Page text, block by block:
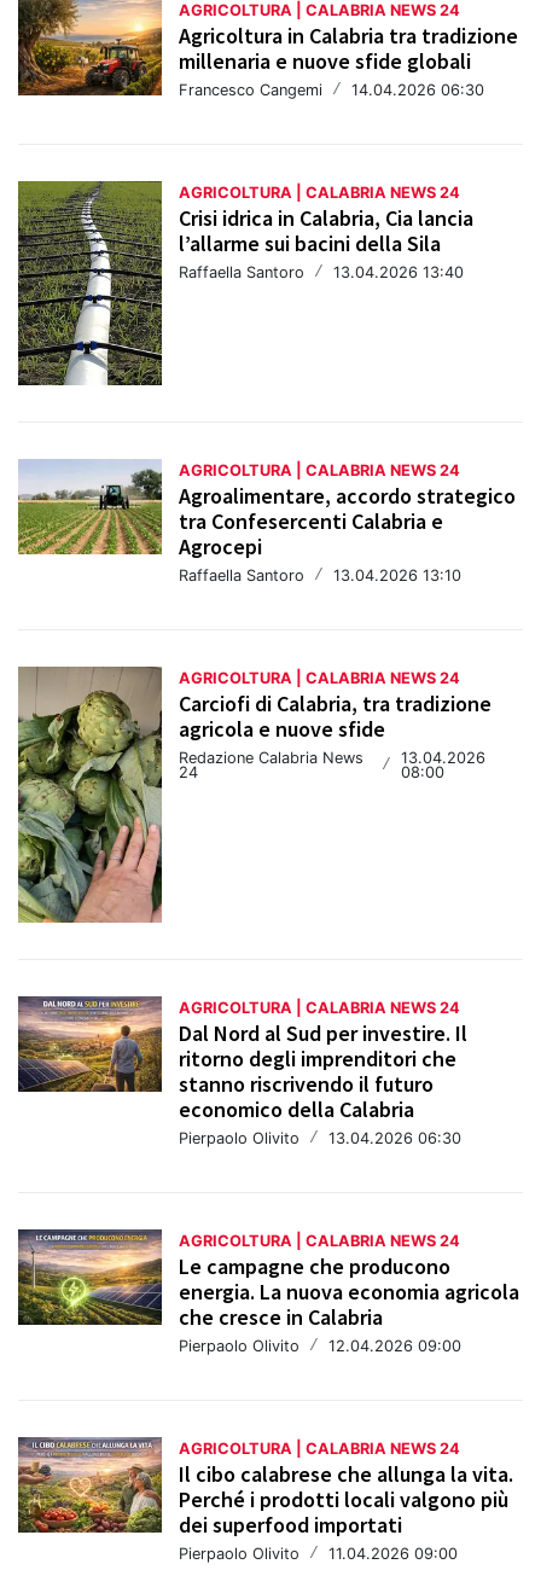
AGRICOLTURA | CALABRIA NEWS 24
Agricoltura in Calabria tra tradizione
millenaria e nuove sfide globali
Francesco Cangemi / 14.04.2026 06:30
AGRICOLTURA | CALABRIA NEWS 24
Crisi idrica in Calabria, Cia lancia
l’allarme sui bacini della Sila
Raffaella Santoro / 13.04.2026 13:40
AGRICOLTURA | CALABRIA NEWS 24
Agroalimentare, accordo strategico
tra Confesercenti Calabria e
Agrocepi
Raffaella Santoro / 13.04.2026 13:10
AGRICOLTURA | CALABRIA NEWS 24
Carciofi di Calabria, tra tradizione
agricola e nuove sfide
Redazione Calabria News
24
/ 13.04.2026
08:00
AGRICOLTURA | CALABRIA NEWS 24
Dal Nord al Sud per investire. Il
ritorno degli imprenditori che
stanno riscrivendo il futuro
economico della Calabria
Pierpaolo Olivito / 13.04.2026 06:30
AGRICOLTURA | CALABRIA NEWS 24
Le campagne che producono
energia. La nuova economia agricola
che cresce in Calabria
Pierpaolo Olivito / 12.04.2026 09:00
AGRICOLTURA | CALABRIA NEWS 24
Il cibo calabrese che allunga la vita.
Perché i prodotti locali valgono più
dei superfood importati
Pierpaolo Olivito / 11.04.2026 09:00